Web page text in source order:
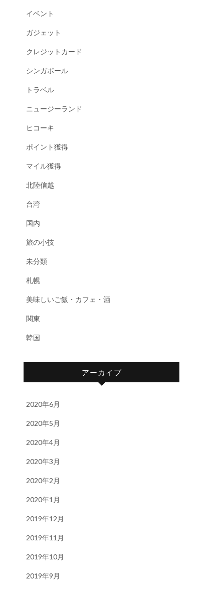
イベント
ガジェット
クレジットカード
シンガポール
トラベル
ニュージーランド
ヒコーキ
ポイント獲得
マイル獲得
北陸信越
台湾
国内
旅の小技
未分類
札幌
美味しいご飯・カフェ・酒
関東
韓国
アーカイブ
2020年6月
2020年5月
2020年4月
2020年3月
2020年2月
2020年1月
2019年12月
2019年11月
2019年10月
2019年9月